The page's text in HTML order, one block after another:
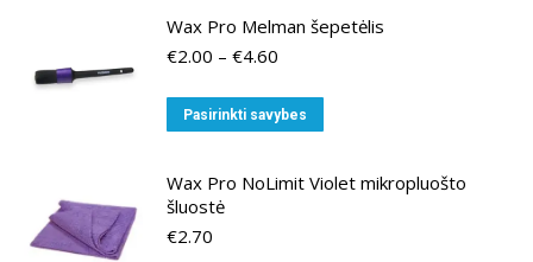
Wax Pro Melman šepetėlis
€2.00 – €4.60
€2.00
through
Pasirinkti savybes
Wax Pro NoLimit Violet mikropluošto
šluostė
€2.70